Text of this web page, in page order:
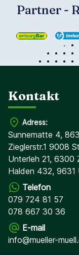
Partner -
Kontakt
Adress:
Sunnematte 4,
Zieglerstr.1 9008
Unterleh 21, 6300
Halden 432, 9631
Telefon
079 724 81 57
078 667 30 36
E-mail
info@mueller-